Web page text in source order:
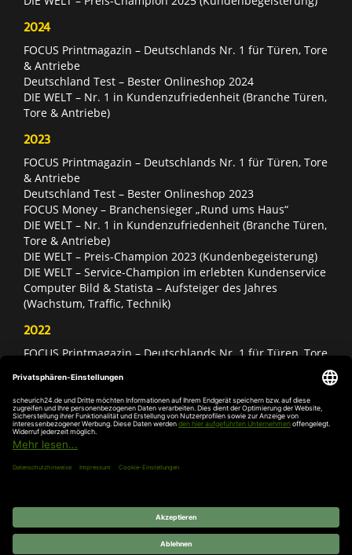
2024
FOCUS Printmagazin – Deutschlands Nr. 1 für Türen, Tore
& Antriebe
Deutschland Test – Bester Onlineshop 2024
DIE WELT – Nr. 1 in Kundenzufriedenheit (Branche Türen,
Tore & Antriebe)
2023
FOCUS Printmagazin – Deutschlands Nr. 1 für Türen, Tore
& Antriebe
Deutschland Test – Bester Onlineshop 2023
FOCUS Money – Branchensieger „Rund ums Haus“
DIE WELT – Nr. 1 in Kundenzufriedenheit (Branche Türen,
Tore & Antriebe)
DIE WELT – Preis-Champion 2023 (Kundenbegeisterung)
DIE WELT – Service-Champion im erlebten Kundenservice
Computer Bild & Statista – Aufsteiger des Jahres
(Wachstum, Traffic, Technik)
2022
FOCUS Printmagazin – Deutschlands Nr. 1 für Türen, Tore
Deutschland Test – Bester Onlineshop 2022
FOCUS Money – Branchensieger „Rund ums Haus“
DIE WELT – Service-Champion im erlebten Kundenservice
DIE WELT – Branchengewinner Gold-Rang (Türen, Tore &
Antriebe)